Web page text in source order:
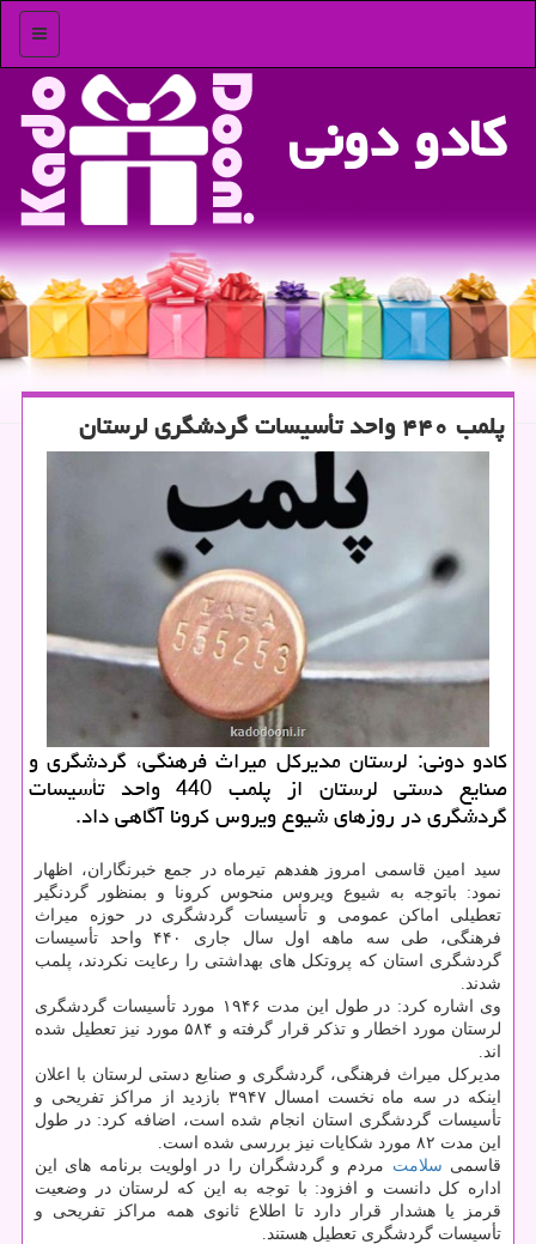
منو
كادو دونی
پلمب ۴۴۰ واحد تأسیسات گردشگری لرستان
كادو دونی: لرستان مدیركل میراث فرهنگی، گردشگری و
صنایع دستی لرستان از پلمب 440 واحد تأسیسات
گردشگری در روزهای شیوع ویروس كرونا آگاهی داد.
سید امین قاسمی امروز هفدهم تیرماه در جمع خبرنگاران، اظهار
نمود: باتوجه به شیوع ویروس منحوس کرونا و بمنظور گردنگیر
تعطیلی اماکن عمومی و تأسیسات گردشگری در حوزه میراث
فرهنگی، طی سه ماهه اول سال جاری ۴۴۰ واحد تأسیسات
گردشگری استان که پروتکل های بهداشتی را رعایت نکردند، پلمب
شدند.
وی اشاره کرد: در طول این مدت ۱۹۴۶ مورد تأسیسات گردشگری
لرستان مورد اخطار و تذکر قرار گرفته و ۵۸۴ مورد نیز تعطیل شده
اند.
مدیرکل میراث فرهنگی، گردشگری و صنایع دستی لرستان با اعلان
اینکه در سه ماه نخست امسال ۳۹۴۷ بازدید از مراکز تفریحی و
تأسیسات گردشگری استان انجام شده است، اضافه کرد: در طول
این مدت ۸۲ مورد شکایات نیز بررسی شده است.
قاسمی سلامت مردم و گردشگران را در اولویت برنامه های این
اداره کل دانست و افزود: با توجه به این که لرستان در وضعیت
قرمز یا هشدار قرار دارد تا اطلاع ثانوی همه مراکز تفریحی و
تأسیسات گردشگری تعطیل هستند.